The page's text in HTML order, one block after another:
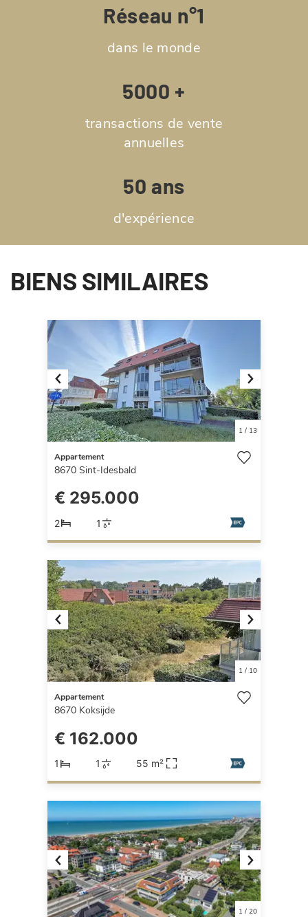
Réseau n°1
dans le monde
5000 +
transactions de vente
annuelles
50 ans
d'expérience
BIENS SIMILAIRES
Previous Next
1/ 13
Appartement
8670 Sint-Idesbald
€ 295.000
2 1
Previous Next
1/ 10
Appartement
8670 Koksijde
€ 162.000
1 1 55 m²
Previous Next
1/ 20